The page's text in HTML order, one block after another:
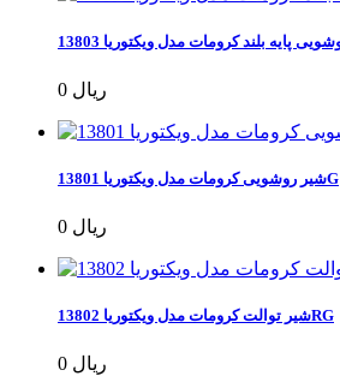
0 ریال
شیر روشویی کرومات مدل ویکتوریا 13801G
0 ریال
شیر توالت کرومات مدل ویکتوریا 13802RG
0 ریال